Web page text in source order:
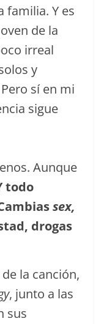
familia. Y es
de la
irreal
y
sí en mi
sigue
Aunque
todo
sex,
drogas
la canción,
, junto a las
sus